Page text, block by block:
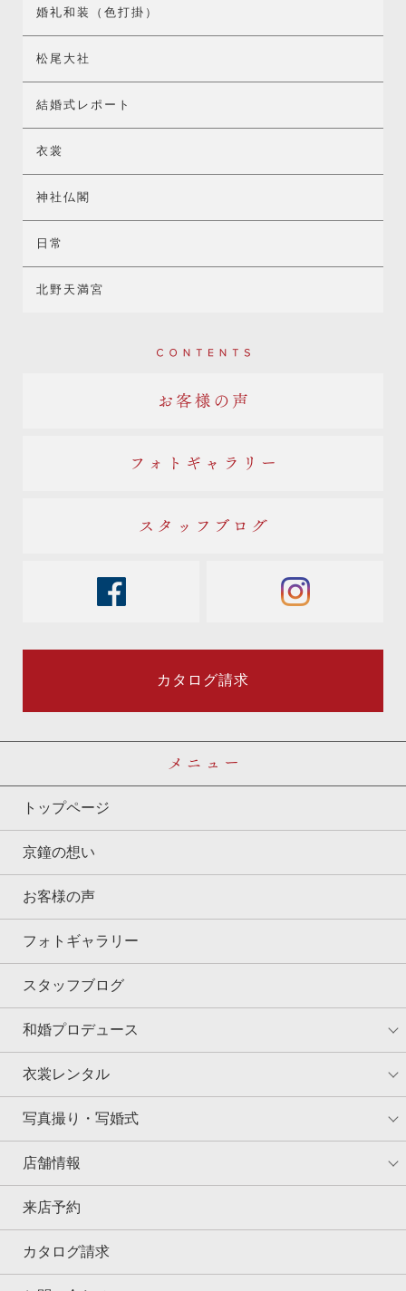
婚礼和装（色打掛）
松尾大社
結婚式レポート
衣裳
神社仏閣
日常
北野天満宮
Contents
お客様の声
フォトギャラリー
スタッフブログ
instagram
カタログ請求
トップページ
京鐘の想い
お客様の声
フォトギャラリー
スタッフブログ
和婚プロデュース
衣裳レンタル
写真撮り・写婚式
店舗情報
来店予約
カタログ請求